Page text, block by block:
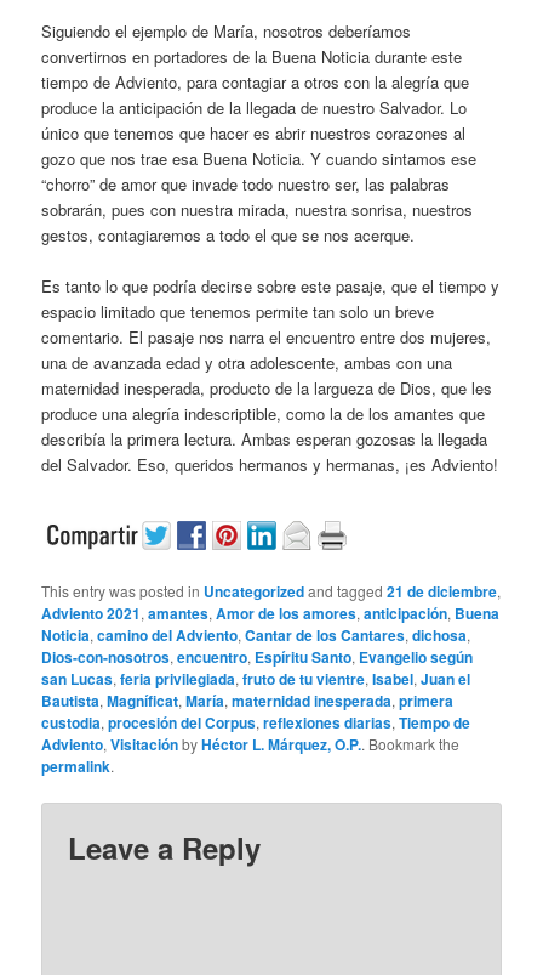
Siguiendo el ejemplo de María, nosotros deberíamos
convertirnos en portadores de la Buena Noticia durante este
tiempo de Adviento, para contagiar a otros con la alegría que
produce la anticipación de la llegada de nuestro Salvador. Lo
único que tenemos que hacer es abrir nuestros corazones al
gozo que nos trae esa Buena Noticia. Y cuando sintamos ese
“chorro” de amor que invade todo nuestro ser, las palabras
sobrarán, pues con nuestra mirada, nuestra sonrisa, nuestros
gestos, contagiaremos a todo el que se nos acerque.
Es tanto lo que podría decirse sobre este pasaje, que el tiempo y
espacio limitado que tenemos permite tan solo un breve
comentario. El pasaje nos narra el encuentro entre dos mujeres,
una de avanzada edad y otra adolescente, ambas con una
maternidad inesperada, producto de la largueza de Dios, que les
produce una alegría indescriptible, como la de los amantes que
describía la primera lectura. Ambas esperan gozosas la llegada
del Salvador. Eso, queridos hermanos y hermanas, ¡es Adviento!
This entry was posted in Uncategorizedand tagged21 de diciembre,
Adviento 2021,amantes,Amor de los amores,anticipación, Buena
Noticia,camino del Adviento,Cantar de los Cantares,dichosa,
Dios-con-nosotros,encuentro, Espíritu Santo, Evangelio según
san Lucas,feria privilegiada,fruto de tu vientre,Isabel,Juan el
Bautista,Magníficat,María,maternidad inesperada,primera
custodia,procesión del Corpus,reflexiones diarias,Tiempo de
Adviento,VisitaciónbyHéctor L. Márquez, O.P.. Bookmark the
permalink.
Leave a Reply